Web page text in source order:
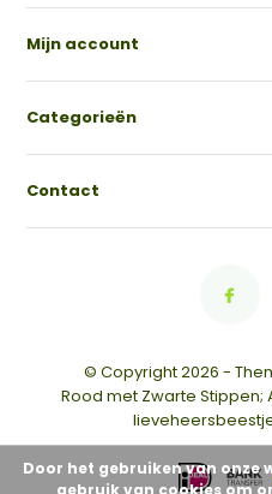
Mijn account
Categorieën
Contact
© Copyright 2026 -
Rood met Zwarte Stippen;
Door het gebruiken van onze
gebruik van cookies om